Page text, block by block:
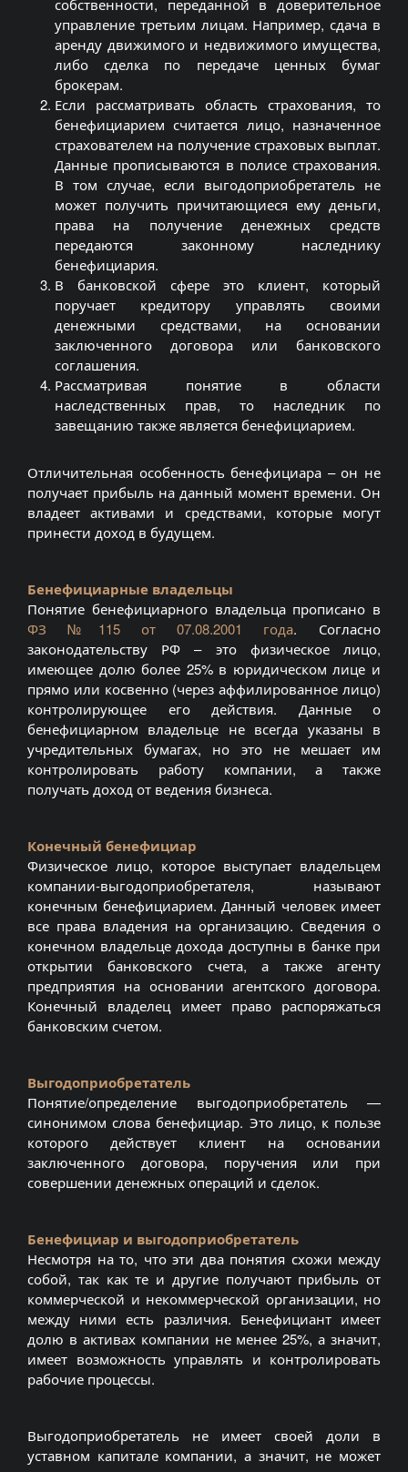
собственности, переданной в доверительное
управление третьим лицам. Например, сдача в
аренду движимого и недвижимого имущества,
либо сделка по передаче ценных бумаг
брокерам.
Если рассматривать область страхования, то
бенефициарием считается лицо, назначенное
страхователем на получение страховых выплат.
Данные прописываются в полисе страхования.
В том случае, если выгодоприобретатель не
может получить причитающиеся ему деньги,
права на получение денежных средств
передаются законному наследнику
бенефициария.
В банковской сфере это клиент, который
поручает кредитору управлять своими
денежными средствами, на основании
заключенного договора или банковского
соглашения.
Рассматривая понятие в области
наследственных прав, то наследник по
завещанию также является бенефициарием.
Отличительная особенность бенефициара – он не
получает прибыль на данный момент времени. Он
владеет активами и средствами, которые могут
принести доход в будущем.
Бенефициарные владельцы
Понятие бенефициарного владельца прописано в
ФЗ №115 от 07.08.2001 года. Согласно
законодательству РФ – это физическое лицо,
имеющее долю более 25% в юридическом лице и
прямо или косвенно (через аффилированное лицо)
контролирующее его действия. Данные о
бенефициарном владельце не всегда указаны в
учредительных бумагах, но это не мешает им
контролировать работу компании, а также
получать доход от ведения бизнеса.
Конечный бенефициар
Физическое лицо, которое выступает владельцем
компании-выгодоприобретателя, называют
конечным бенефициарием. Данный человек имеет
все права владения на организацию. Сведения о
конечном владельце дохода доступны в банке при
открытии банковского счета, а также агенту
предприятия на основании агентского договора.
Конечный владелец имеет право распоряжаться
банковским счетом.
Выгодоприобретатель
Понятие/определение выгодоприобретатель —
синонимом слова бенефициар. Это лицо, к пользе
которого действует клиент на основании
заключенного договора, поручения или при
совершении денежных операций и сделок.
Бенефициар и выгодоприобретатель
Несмотря на то, что эти два понятия схожи между
собой, так как те и другие получают прибыль от
коммерческой и некоммерческой организации, но
между ними есть различия. Бенефициант имеет
долю в активах компании не менее 25%, а значит,
имеет возможность управлять и контролировать
рабочие процессы.
Выгодоприобретатель не имеет своей доли в
уставном капитале компании, а значит, не может